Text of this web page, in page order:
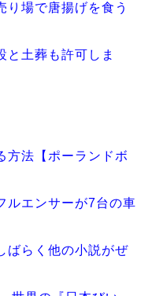
り場で唐揚げを食う
と土葬も許可しま
方法【ポーランドボ
ルエンサーが7台の車
ばらく他の小説がぜ